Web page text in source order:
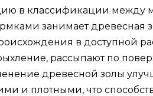
в классификации между
занимает древесная
в доступной
рассыпают по
древесной золы
и плотными, что